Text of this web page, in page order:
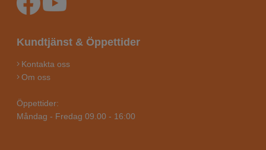
Kundtjänst & Öppettider
Kontakta oss
Om oss
Öppettider:
Måndag - Fredag 09.00 - 16:00